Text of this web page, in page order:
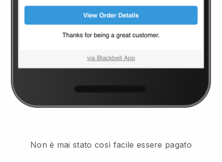
Non è mai stato così facile essere pagato